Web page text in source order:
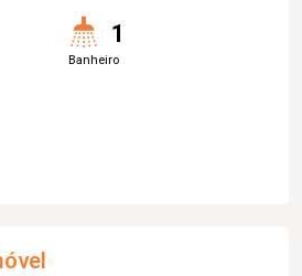
1
Banheiro